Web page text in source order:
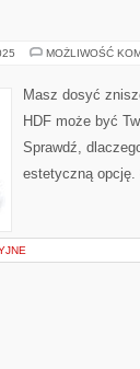
MOŻLIWOŚĆ
Masz dosyć
HDF może być
Sprawdź,
estetyczną opcję.